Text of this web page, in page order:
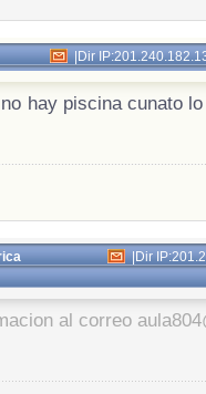
|Dir
hay piscina cunato
|Dir
al correo